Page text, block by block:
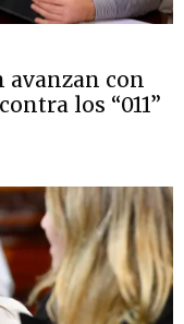
avanzan con
los “011”